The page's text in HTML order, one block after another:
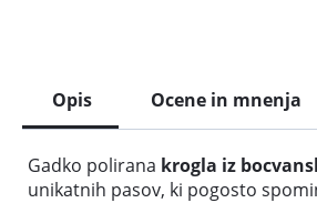
Opis Ocene in mnenja
Gadko polirana krogla iz
unikatnih pasov, ki pogosto